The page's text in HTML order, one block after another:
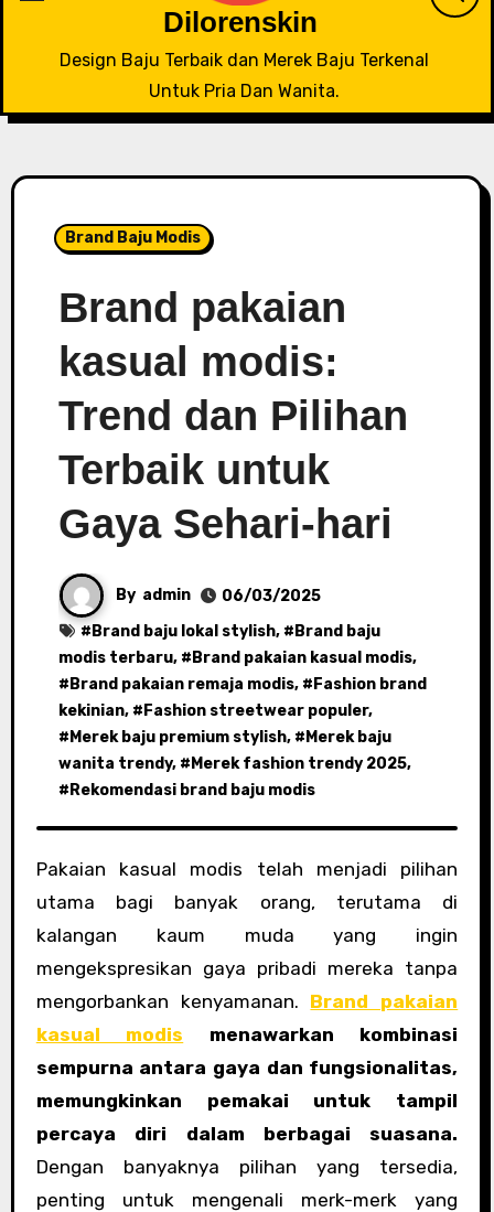
Dilorenskin
Design Baju Terbaik dan Merek Baju Terkenal
Untuk Pria Dan Wanita.
Brand Baju Modis
Brand pakaian
kasual modis:
Trend dan Pilihan
Terbaik untuk
Gaya Sehari-hari
By admin
06/03/2025
# Brand baju lokal stylish, # Brand baju
modis terbaru, # Brand pakaian kasual modis,
# Brand pakaian remaja modis, # Fashion brand
kekinian, # Fashion streetwear populer,
# Merek baju premium stylish, # Merek baju
wanita trendy, # Merek fashion trendy 2025,
# Rekomendasi brand baju modis
Pakaian kasual modis telah menjadi pilihan
utama bagi banyak orang, terutama di
kalangan kaum muda yang ingin
mengekspresikan gaya pribadi mereka tanpa
mengorbankan kenyamanan. Brand pakaian
kasual modis menawarkan kombinasi
sempurna antara gaya dan fungsionalitas,
memungkinkan pemakai untuk tampil
percaya diri dalam berbagai suasana.
Dengan banyaknya pilihan yang tersedia,
penting untuk mengenali merk-merk yang